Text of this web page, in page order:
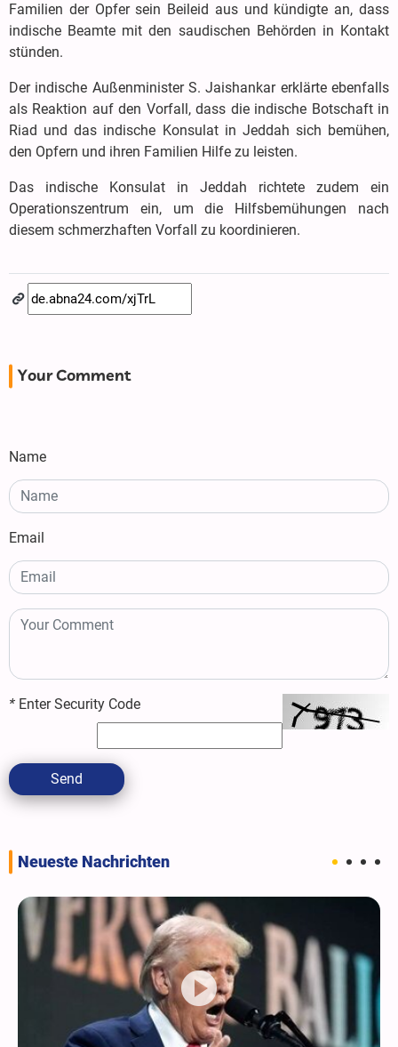
Familien der Opfer sein Beileid aus und kündigte an, dass
indische Beamte mit den saudischen Behörden in Kontakt
stünden.
Der indische Außenminister S. Jaishankar erklärte ebenfalls
als Reaktion auf den Vorfall, dass die indische Botschaft in
Riad und das indische Konsulat in Jeddah sich bemühen,
den Opfern und ihren Familien Hilfe zu leisten.
Das indische Konsulat in Jeddah richtete zudem ein
Operationszentrum ein, um die Hilfsbemühungen nach
diesem schmerzhaften Vorfall zu koordinieren.
Your Comment
Name
Email
* Enter Security Code
Send
Neueste Nachrichten